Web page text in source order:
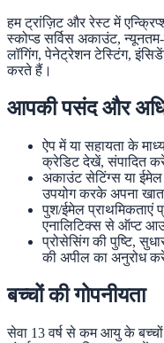
हम ट्रांज़िट और रेस्ट में
स्कोप्ड सर्विस अकाउंट,
लॉगिंग, पेनेट्रेशन टेस्टिंग,
करते हैं।
आपकी पसंद और
ऐप में या सहायता के
क्रेडिट देखें, संपादित
अकाउंट सेटिंग्स या
उपयोग करके अपना
पुश/ईमेल प्राथमिकताएं
एनालिटिक्स से ऑप्ट
प्रोसेसिंग की पुष्टि,
की अपील का अनुरोध
बच्चों की गोपनीयता
सेवा 13 वर्ष से कम आयु के बच्चों